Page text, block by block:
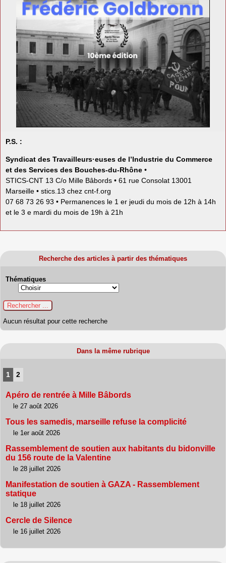
P.S. :
Syndicat des Travailleurs·euses de l’Industrie du Commerce
et des Services des Bouches-du-Rhône •
STICS-CNT 13 C/o Mille Bâbords • 61 rue Consolat 13001
Marseille • stics.13 chez cnt-f.org
07 68 73 26 93 • Permanences le 1 er jeudi du mois de 12h à 14h
et le 3 e mardi du mois de 19h à 21h
Recherche des articles à partir des thématiques
Thématiques
Aucun résultat pour cette recherche
Dans la même rubrique
1 2
Apéro de rentrée à Mille Bâbords
le 27 août 2026
Tous les samedis, marseille refuse la complicité
le 1er août 2026
Rassemblement de soutien aux habitants du bidonville
du 156 route de la Valentine
le 28 juillet 2026
Manifestation de soutien à GAZA - Rassemblement
statique
le 18 juillet 2026
Cercle de Silence
le 16 juillet 2026